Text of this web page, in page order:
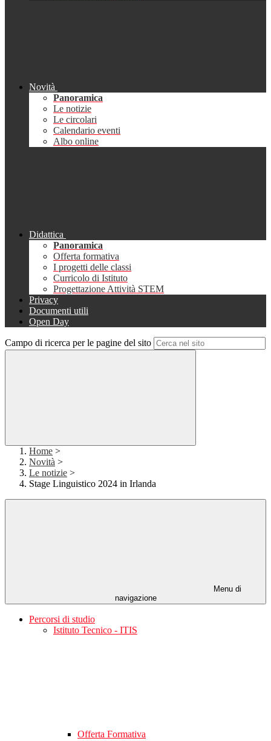
Novità
Panoramica
Le notizie
Le circolari
Calendario eventi
Albo online
Didattica
Panoramica
Offerta formativa
I progetti delle classi
Curricolo di Istituto
Progettazione Attività STEM
Privacy
Documenti utili
Open Day
Campo di ricerca per le pagine del sito
Home >
Novità >
Le notizie >
Stage Linguistico 2024 in Irlanda
Menu di
navigazione
Percorsi di studio
Istituto Tecnico - ITIS
Offerta Formativa